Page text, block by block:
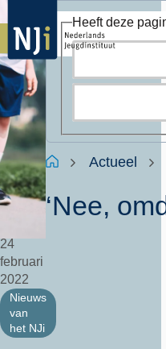
Overslaan
en
naar
de
inhoud
gaan
Kruimelpad
HomeActueel
‘Nee,
24
februari
2022
Nieuws
van
het NJi
Heeft deze